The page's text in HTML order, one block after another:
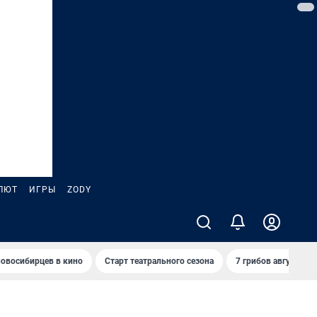
ИГРЫ ZODY
в кино Старт театрального сезона 7 грибов августа